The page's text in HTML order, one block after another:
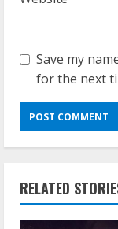
Save my
for the next
RELATED